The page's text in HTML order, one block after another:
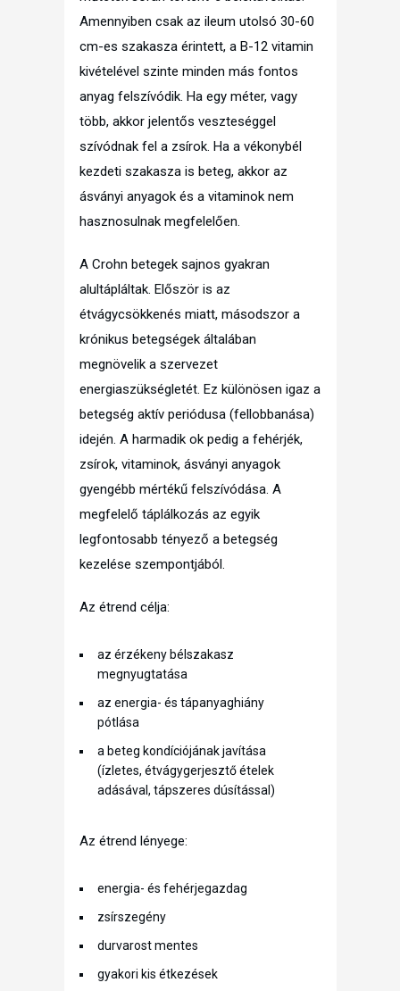
Amennyiben csak az ileum utolsó 30-60
cm-es szakasza érintett, a B-12 vitamin
kivételével szinte minden más fontos
anyag felszívódik. Ha egy méter, vagy
több, akkor jelentős veszteséggel
szívódnak fel a zsírok. Ha a vékonybél
kezdeti szakasza is beteg, akkor az
ásványi anyagok és a vitaminok nem
hasznosulnak megfelelően.
A Crohn betegek sajnos gyakran
alultápláltak. Először is az
étvágycsökkenés miatt, másodszor a
krónikus betegségek általában
megnövelik a szervezet
energiaszükségletét. Ez különösen igaz a
betegség aktív periódusa (fellobbanása)
idején. A harmadik ok pedig a fehérjék,
zsírok, vitaminok, ásványi anyagok
gyengébb mértékű felszívódása. A
megfelelő táplálkozás az egyik
legfontosabb tényező a betegség
kezelése szempontjából.
Az étrend célja:
az érzékeny bélszakasz
megnyugtatása
az energia- és tápanyaghiány
pótlása
a beteg kondíciójának javítása
(ízletes, étvágygerjesztő ételek
adásával, tápszeres dúsítással)
Az étrend lényege:
energia- és fehérjegazdag
zsírszegény
durvarost mentes
gyakori kis étkezések